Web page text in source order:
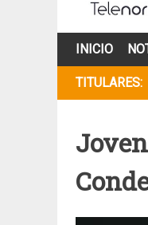
INICIO
TITULARES: